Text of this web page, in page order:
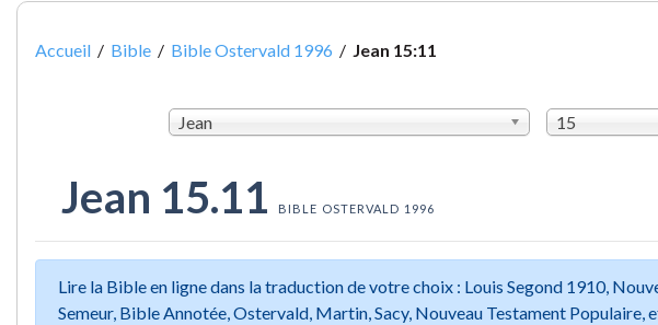
Accueil / Bible / Bible Ostervald 1996 / Jean 15:11
Jean 15
Jean 15.11 BIBLE OSTERVALD 1996
Lire la Bible en ligne dans la traduction de votre choix : Louis Segond 1910,
Semeur, Bible Annotée, Ostervald, Martin, Sacy, Nouveau Testament Populaire,